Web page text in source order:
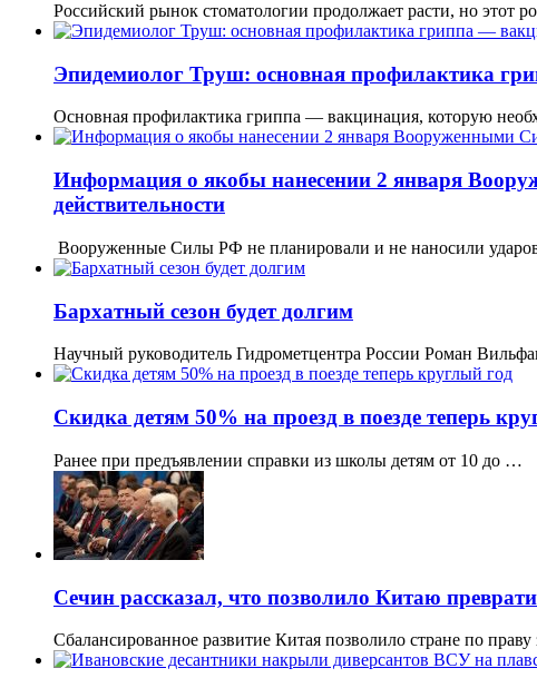
Российский рынок стоматологии продолжает расти, но этот
Эпидемиолог Труш: основная профилактика
Основная профилактика гриппа — вакцинация, которую
Информация о якобы нанесении 2 января
действительности
Вооруженные Силы РФ не планировали и не наносили
Бархатный сезон будет долгим
Научный руководитель Гидрометцентра России Роман
Скидка детям 50% на проезд в поезде теперь
Ранее при предъявлении справки из школы детям от 10 до …
Сечин рассказал, что позволило Китаю
Сбалансированное развитие Китая позволило стране по